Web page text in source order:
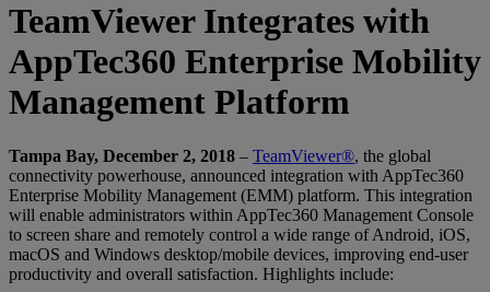
TeamViewer Integrates with
AppTec360 Enterprise Mobility
Management Platform
Tampa Bay, December 2, 2018 – TeamViewer®, the global
connectivity powerhouse, announced integration with AppTec360
Enterprise Mobility Management (EMM) platform. This integration
will enable administrators within AppTec360 Management Console
to screen share and remotely control a wide range of Android, iOS,
macOS and Windows desktop/mobile devices, improving end-user
productivity and overall satisfaction. Highlights include: